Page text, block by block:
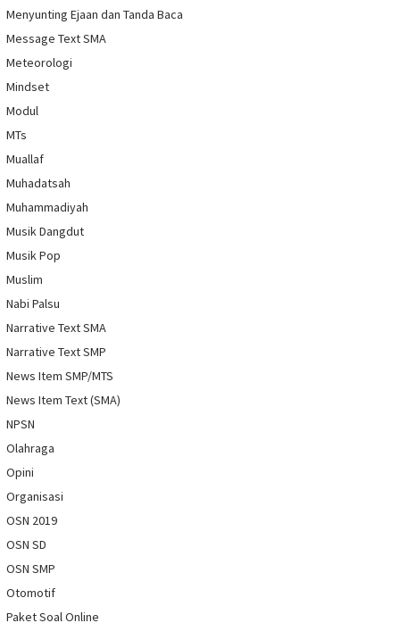
Menyunting Ejaan dan Tanda Baca
Message Text SMA
Meteorologi
Mindset
Modul
MTs
Muallaf
Muhadatsah
Muhammadiyah
Musik Dangdut
Musik Pop
Muslim
Nabi Palsu
Narrative Text SMA
Narrative Text SMP
News Item SMP/MTS
News Item Text (SMA)
NPSN
Olahraga
Opini
Organisasi
OSN 2019
OSN SD
OSN SMP
Otomotif
Paket Soal Online